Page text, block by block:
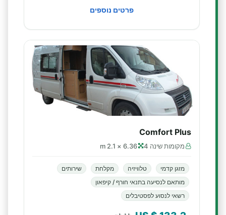
פרטים נוספים
Comfort Plus
מקומות שינה 4 6.36 × 2.1 m
מזגן קדמי טלוויזיה מקלחת
שירותים
מותאם לנסיעה בתנאי חורף / קיפאון
רשאי לנסוע לפסטיבלים